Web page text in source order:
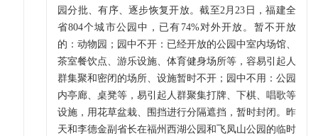
园分批、有序、逐步恢复开放。截至2月23日，福建全
省804个城市公园中，已有74%对外开放。暂不开放
的：动物园；园中不开：已经开放的公园中室内场馆、
茶室餐饮点、游乐设施、体育健身场所等，容易引起人
群集聚和密闭的场所、设施暂时不开；园中不用：公园
内亭廊、桌凳等，易引起人群聚集打牌、下棋、唱歌等
设施，用花草盆栽、围挡进行分隔遮挡，暂时封闭。昨
天和李德金副省长在福州西湖公园和飞凤山公园的临时